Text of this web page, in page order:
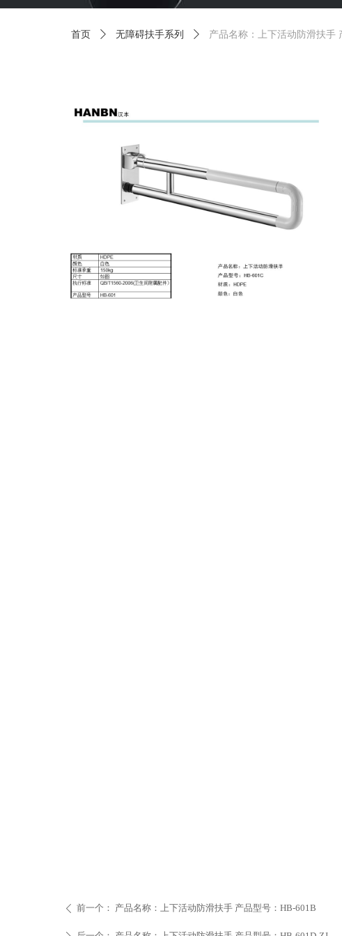
ꄴ 前一个： 产品名称：上下活动防滑扶手 产品型号：HB-601B
首页 ꄲ 无障碍扶手系列 ꄲ 产品名称：上下活动防滑扶手